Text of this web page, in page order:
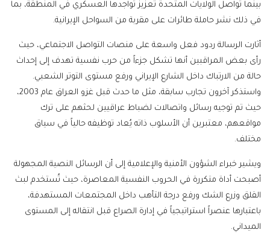
بينما تواصل الولايات المتحدة تعزيز تواجدها العسكري في المنطقة، بما
في ذلك نشر حاملة طائرات على مقربة من السواحل الإيرانية.
أثارت الرسالة ردود فعل واسعة على منصات التواصل الاجتماعي، حيث
رأى بعض المراقبين أنها تشكل جزءاً من حرب نفسية تهدف إلى إحداث
حالة من الارتباك داخل الشارع الإيراني ورفع مستوى التوتر الشعبي.
واستذكر آخرون تجارب سابقة، مثل ما حدث قبل غزو العراق عام 2003،
حيث تم توجيه رسائل واتصالات لضباط عراقيين لحثهم على ترك
مواقعهم، معتبرين أن الأسلوب ذاته يُعاد توظيفه حالياً في سياق
مختلف.
ويشير خبراء الشؤون الأمنية والإعلامية إلى أن الرسائل النصية المجهولة
أصبحت أداة متكررة في الحروب النفسية المعاصرة، حيث تُستخدم لبث
القلق وزرع الشك ورفع درجة التأهب داخل المجتمعات المستهدفة،
باعتبارها عنصراً استراتيجياً في إدارة الصراع قبل انتقاله إلى المستوى
الميداني.